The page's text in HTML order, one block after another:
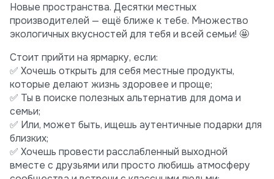
Новые пространства. Десятки местных
производителей — ещё ближе к тебе. Множество
экологичных вкусностей для тебя и всей семьи! 🤩
Стоит прийти на ярмарку, если:
✅ Хочешь открыть для себя местные продукты,
которые делают жизнь здоровее и проще;
✅ Ты в поиске полезных альтернатив для дома и
семьи;
✅ Или, может быть, ищешь аутентичные подарки для
близких;
✅ Хочешь провести расслабленный выходной
вместе с друзьями или просто любишь атмосферу